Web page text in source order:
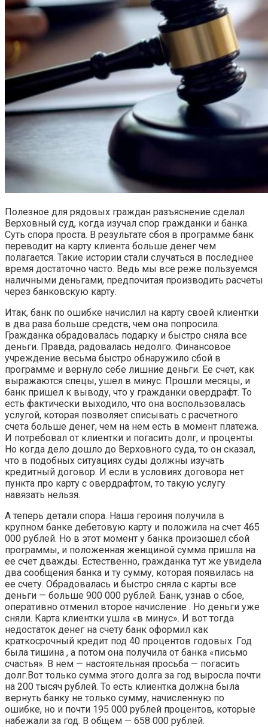
Полезное для рядовых граждан разъяснение сделал
Верховный суд, когда изучал спор гражданки и банка.
Суть спора проста. В результате сбоя в программе банк
переводит на карту клиента больше денег чем
полагается. Такие истории стали случаться в последнее
время достаточно часто. Ведь мы все реже пользуемся
наличными деньгами, предпочитая производить расчеты
через банковскую карту.
Итак, банк по ошибке начислил на карту своей клиентки
в два раза больше средств, чем она попросила.
Гражданка обрадовалась подарку и быстро сняла все
деньги. Правда, радовалась недолго. Финансовое
учреждение весьма быстро обнаружило сбой в
программе и вернуло себе лишние деньги. Ее счет, как
выражаются спецы, ушел в минус. Прошли месяцы, и
банк пришел к выводу, что у гражданки овердрафт. То
есть фактически выходило, что она воспользовалась
услугой, которая позволяет списывать с расчетного
счета больше денег, чем на нем есть в момент платежа.
И потребовал от клиентки и погасить долг, и проценты.
Но когда дело дошло до Верховного суда, то он сказал,
что в подобных ситуациях суды должны изучать
кредитный договор. И если в условиях договора нет
пункта про карту с овердрафтом, то такую услугу
навязать нельзя.
А теперь детали спора. Наша героиня получила в
крупном банке дебетовую карту и положила на счет 465
000 рублей. Но в этот момент у банка произошел сбой
программы, и положенная женщиной сумма пришла на
ее счет дважды. Естественно, гражданка тут же увидела
два сообщения банка и ту сумму, которая появилась на
ее счету. Обрадовалась и быстро сняла с карты все
деньги — больше 900 000 рублей. Банк, узнав о сбое,
оперативно отменил второе начисление . Но деньги уже
сняли. Карта клиентки ушла «в минус». И вот тогда
недостаток денег на счету банк оформил как
краткосрочный кредит под 40 процентов годовых. Год
была тишина , а потом она получила от банка «письмо
счастья». В нем — настоятельная просьба — погасить
долг.Вот только сумма этого долга за год выросла почти
на 200 тысяч рублей. То есть клиентка должна была
вернуть банку не только сумму, начисленную по
ошибке, но и почти 195 000 рублей процентов, которые
набежали за год. В общем — 658 000 рублей.